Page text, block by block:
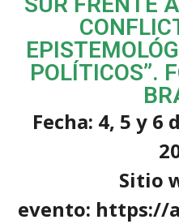
POLÍTICOS”.
Fecha: 4, 5 y 6
Sitio
evento: https://